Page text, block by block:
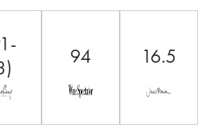
94 16.5